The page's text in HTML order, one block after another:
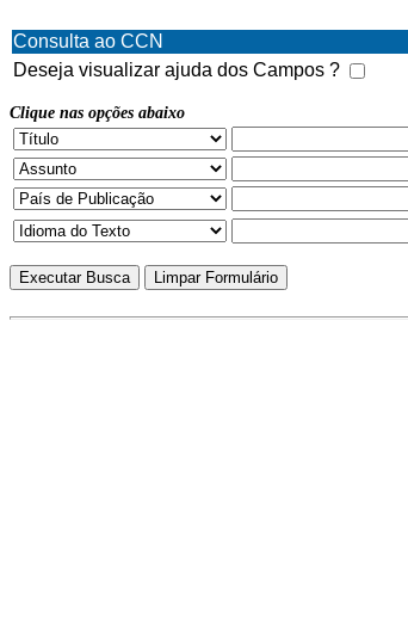
Consulta ao CCN
Deseja visualizar ajuda dos Campos ?
Clique nas opções abaixo